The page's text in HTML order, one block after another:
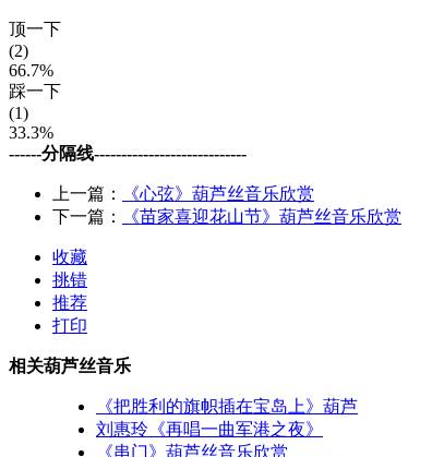
顶一下
(2)
66.7%
踩一下
(1)
33.3%
------分隔线----------------------------
上一篇：
《心弦》葫芦丝音乐欣赏
下一篇：
《苗家喜迎花山节》葫芦丝音乐欣赏
收藏
挑错
推荐
打印
相关葫芦丝音乐
《把胜利的旗帜插在宝岛上》葫芦
刘惠玲《再唱一曲军港之夜》
《串门》葫芦丝音乐欣赏